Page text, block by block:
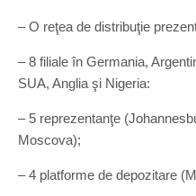
– O reţea de distribuţie
– 8 filiale în Germania,
SUA, Anglia şi Nigeria:
– 5 reprezentanţe
Moscova);
– 4 platforme de depozitare